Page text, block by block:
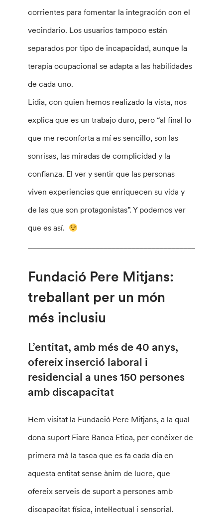
corrientes para fomentar la integración con el
vecindario. Los usuarios tampoco están
separados por tipo de incapacidad, aunque la
terapia ocupacional se adapta a las habilidades
de cada uno.
Lidia, con quien hemos realizado la vista, nos
explica que es un trabajo duro, pero “al final lo
que me reconforta a mí es sencillo, son las
sonrisas, las miradas de complicidad y la
confianza. El ver y sentir que las personas
viven experiencias que enriquecen su vida y
de las que son protagonistas”. Y podemos ver
que es así.
Fundació Pere Mitjans:
treballant per un món
més inclusiu
L’entitat, amb més de 40 anys,
ofereix inserció laboral i
residencial a unes 150 persones
amb discapacitat
Hem visitat la Fundació Pere Mitjans, a la qual
dona suport Fiare Banca Etica, per conèixer de
primera mà la tasca que es fa cada dia en
aquesta entitat sense ànim de lucre, que
ofereix serveis de suport a persones amb
discapacitat física, inteŀlectual i sensorial.